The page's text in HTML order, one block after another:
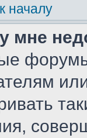
началу
мне